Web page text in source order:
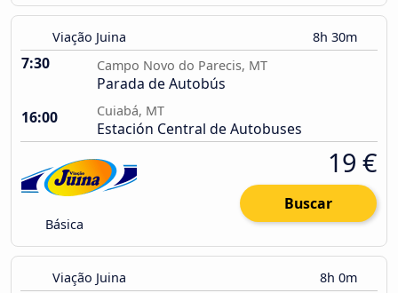
Viação Juina 8h 30m
7:30 Campo Novo do Parecis, MT
Parada de Autobús
16:00
Cuiabá, MT
Estación Central de Autobuses
Básica
19 €
Buscar
Viação Juina 8h 0m